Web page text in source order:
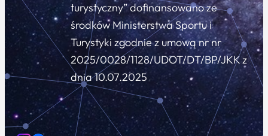
turystyczny” dofinansowano ze
środków Ministerstwa Sportu i
Turystyki zgodnie z umową nr nr
2025/0028/1128/UDOT/DT/BP/JKK z
dnia 10.07.2025